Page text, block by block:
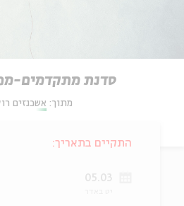
סדנת מתקדמים-
מתוך: אשכנזים
התקיים בתאריך:
05.03